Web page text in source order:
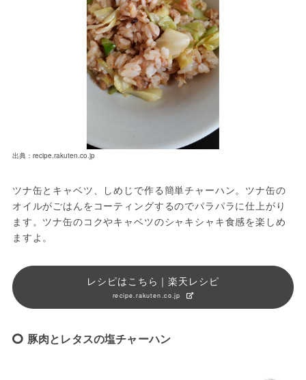
出典：recipe.rakuten.co.jp
ツナ缶とキャベツ、しめじで作る簡単チャーハン。ツナ缶の
オイルがごはんをコーティングするのでパラパラに仕上がり
ます。ツナ缶のコクやキャベツのシャキシャキ食感を楽しめ
ますよ。
レシピはこちら｜楽天レシピ
recipe.rakuten.co.jp
豚肉とレタスの塩チャーハン